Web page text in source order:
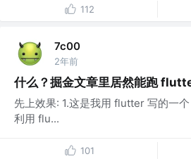
112
7c00
2年前
什么？掘金文章里居然能跑
先上效果: 1.这是我用 flutter 写的一
利用 flu...
101